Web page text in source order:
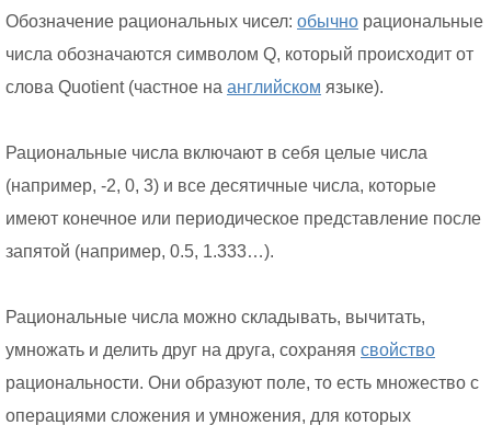
Обозначение рациональных чисел: обычно рациональные
числа обозначаются символом Q, который происходит от
слова Quotient (частное на английском языке).
Рациональные числа включают в себя целые числа
(например, -2, 0, 3) и все десятичные числа, которые
имеют конечное или периодическое представление после
запятой (например, 0.5, 1.333…).
Рациональные числа можно складывать, вычитать,
умножать и делить друг на друга, сохраняя свойство
рациональности. Они образуют поле, то есть множество с
операциями сложения и умножения, для которых